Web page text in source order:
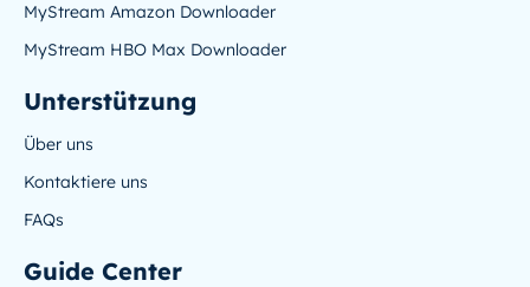
MyStream Amazon Downloader
MyStream HBO Max Downloader
Unterstützung
Über uns
Kontaktiere uns
FAQs
Guide Center